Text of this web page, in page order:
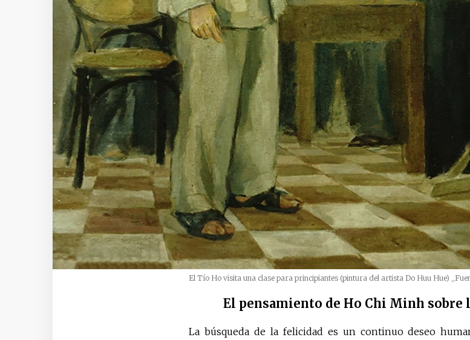
El Tío Ho visita una clase para principiantes (pintura del artista Do Huu Hue)
El pensamiento de Ho Chi Minh sobre
La búsqueda de la felicidad es un continuo deseo